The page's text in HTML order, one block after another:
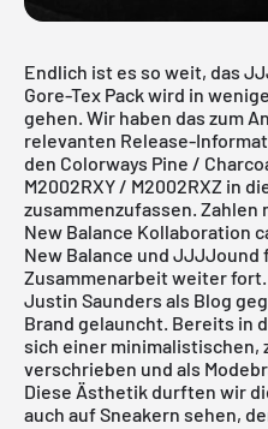
Endlich ist es so weit, das
Gore-Tex Pack wird in
gehen. Wir haben das zum
relevanten Release-
den Colorways Pine /
M2002RXY / M2002RXZ in
zusammenzufassen.
New Balance Kollaboration
New Balance und
Zusammenarbeit weiter
Justin Saunders als Blog
Brand gelauncht. Bereits in
sich einer minimalistischen,
verschrieben und als
Diese Ästhetik durften wir
auch auf Sneakern sehen,